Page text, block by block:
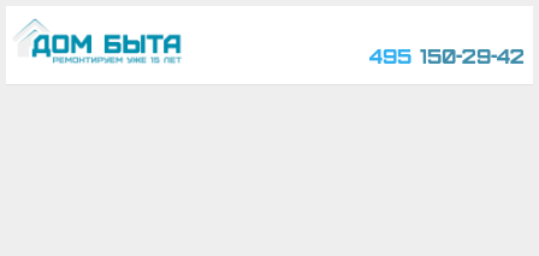
495 150-29-42